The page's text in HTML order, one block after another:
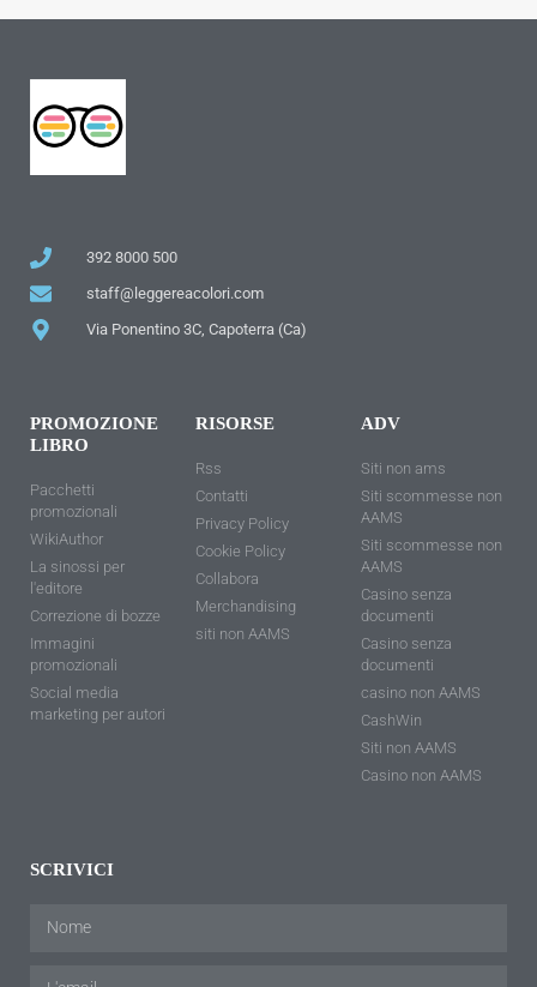
392 8000 500
staff@leggereacolori.com
Via Ponentino 3C, Capoterra (Ca)
PROMOZIONE
LIBRO
Pacchetti
promozionali
WikiAuthor
La sinossi per
l'editore
Correzione di bozze
Immagini
promozionali
Social media
marketing per autori
RISORSE
Rss
Contatti
Privacy Policy
Cookie Policy
Collabora
Merchandising
siti non AAMS
ADV
Siti non ams
Siti scommesse non
AAMS
Siti scommesse non
AAMS
Casino senza
documenti
Casino senza
documenti
casino non AAMS
CashWin
Siti non AAMS
Casino non AAMS
SCRIVICI